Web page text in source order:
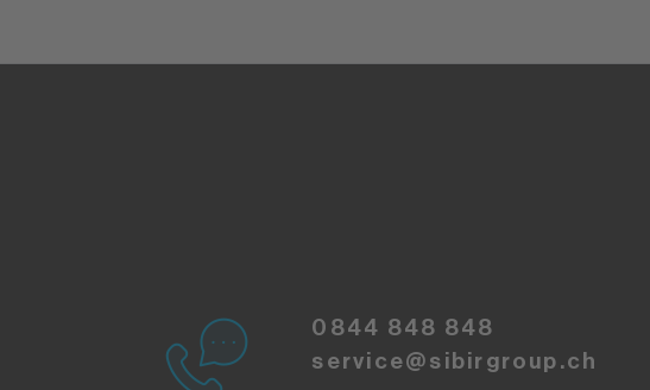
0844 848 848
service@sibirgroup.ch